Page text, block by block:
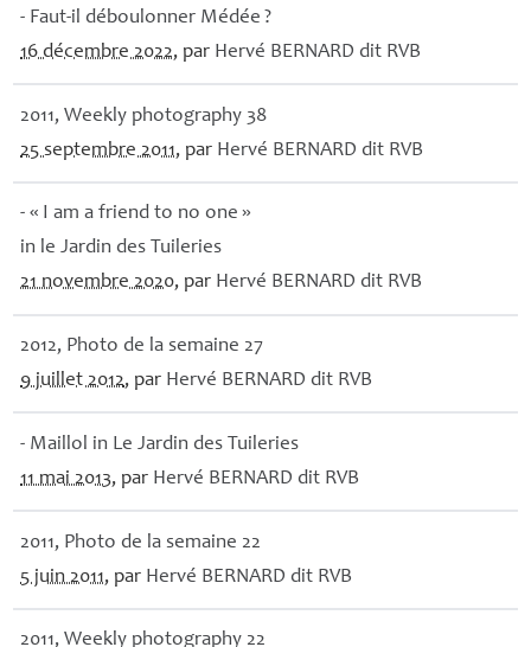
- Faut-il déboulonner Médée ?
16 décembre 2022, par Hervé BERNARD dit RVB
2011, Weekly photography 38
25 septembre 2011, par Hervé BERNARD dit RVB
- « I am a friend to no one »
in le Jardin des Tuileries
21 novembre 2020, par Hervé BERNARD dit RVB
2012, Photo de la semaine 27
9 juillet 2012, par Hervé BERNARD dit RVB
- Maillol in Le Jardin des Tuileries
11 mai 2013, par Hervé BERNARD dit RVB
2011, Photo de la semaine 22
5 juin 2011, par Hervé BERNARD dit RVB
2011, Weekly photography 22